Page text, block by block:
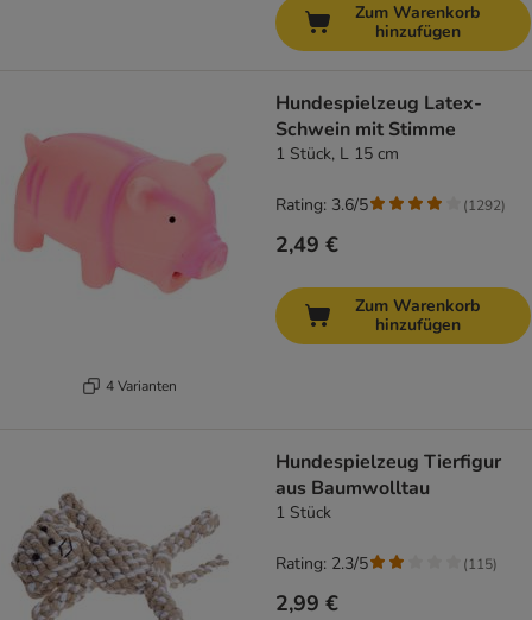
Zum Warenkorb
hinzufügen
4 Varianten
Hundespielzeug Latex-
Schwein mit Stimme
1 Stück, L 15 cm
2,49 €
Rating: 3.6/5 (1292)
Zum Warenkorb
hinzufügen
Hundespielzeug Tierfigur
aus Baumwolltau
1 Stück
2,99 €
Rating: 2.3/5 (115)